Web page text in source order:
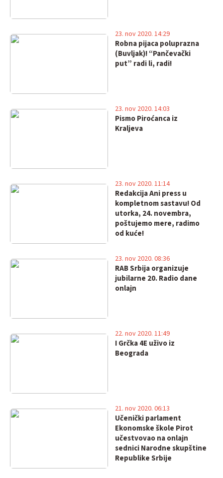
Robna pijaca poluprazna
(Buvljak)! “Pančevački
put” radi li, radi!
23. nov 2020. 14:29
Pismo Piroćanca iz
Kraljeva
23. nov 2020. 14:03
Redakcija Ani press u
kompletnom sastavu! Od
utorka, 24. novembra,
poštujemo mere, radimo
od kuće!
23. nov 2020. 11:14
RAB Srbija organizuje
jubilarne 20. Radio dane
onlajn
23. nov 2020. 08:36
I Grčka 4E uživo iz
Beograda
22. nov 2020. 11:49
Učenički parlament
Ekonomske škole Pirot
učestvovao na onlajn
sednici Narodne skupštine
Republike Srbije
21. nov 2020. 06:13